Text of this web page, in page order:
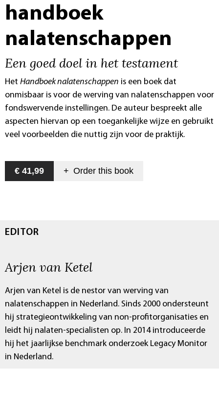
handboek
nalatenschappen
Een goed doel in het testament
Het Handboek nalatenschappen is een boek dat
onmisbaar is voor de werving van nalatenschappen voor
fondswervende instellingen. De auteur bespreekt alle
aspecten hiervan op een toegankelijke wijze en gebruikt
veel voorbeelden die nuttig zijn voor de praktijk.
€ 41,99 + Order this book
EDITOR
Arjen van Ketel
Arjen van Ketel is de nestor van werving van
nalatenschappen in Nederland. Sinds 2000 ondersteunt
hij strategieontwikkeling van non-profitorganisaties en
leidt hij nalaten-specialisten op. In 2014 introduceerde
hij het jaarlijkse benchmark onderzoek Legacy Monitor
in Nederland.